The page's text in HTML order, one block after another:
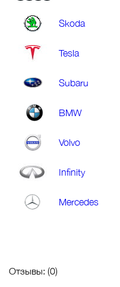
Skoda
Tesla
Subaru
BMW
Volvo
Infinity
Mercedes
Отзывы: (0)